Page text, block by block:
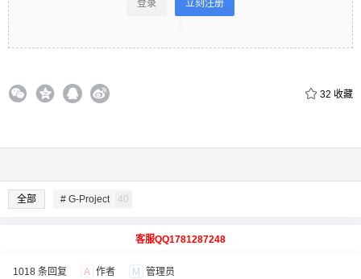
登录 立刻注册
32 收藏
全部 # G-Project 40
客服QQ1781287248
1018 条回复 A 作者 M 管理员